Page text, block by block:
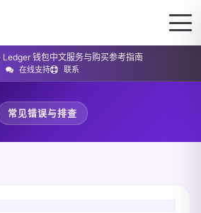
Ledger 钱包中文服务与购买参考指南
在线支持 联系
常见错误与排查